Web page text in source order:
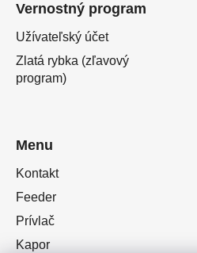
Vernostný program
Užívateľský účet
Zlatá rybka (zľavový
program)
Menu
Kontakt
Feeder
Prívlač
Kapor